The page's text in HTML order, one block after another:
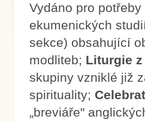
Vydáno pro
ekumenických
sekce) obsahující
modliteb; Liturgie
skupiny vzniklé již
spirituality;
„breviáře"